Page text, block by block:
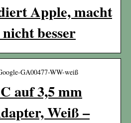
Apple, macht
besser
GA00477-WW-weiß
auf 3,5 mm
Weiß –